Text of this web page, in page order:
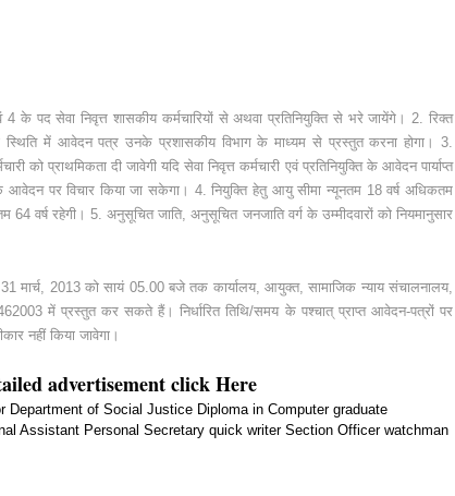
के पद सेवा निवृत्त शासकीय कर्मचारियों से अथवा प्रतिनियुक्ति से भरे जायेंगे। 2. रिक्त
स्थिति में आवेदन पत्र उनके प्रशासकीय विभाग के माध्यम से प्रस्तुत करना होगा। 3.
को प्राथमिकता दी जावेगी यदि सेवा निवृत्त कर्मचारी एवं प्रतिनियुक्ति के आवेदन पार्याप्त
के आवेदन पर विचार किया जा सकेगा। 4. नियुक्ति हेतु आयु सीमा न्यूनतम 18 वर्ष अधिकतम
64 वर्ष रहेगी। 5. अनुसूचित जाति, अनुसूचित जनजाति वर्ग के उम्मीदवारों को नियमानुसार
मार्च, 2013 को सायं 05.00 बजे तक कार्यालय, आयुक्त, सामाजिक न्याय संचालनालय,
में प्रस्तुत कर सकते हैं। निर्धारित तिथि/समय के पश्चात् प्राप्त आवेदन-पत्रों पर
नहीं किया जावेगा।
advertisement click Here
Department of Social Justice Diploma in Computer graduate
Assistant Personal Secretary quick writer Section Officer watchman